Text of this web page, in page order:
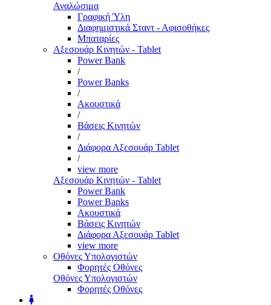
Αναλώσιμα
Γραφική Ύλη
Διαφημιστικά Σταντ - Αφισοθήκες
Μπαταρίες
Αξεσουάρ Κινητών - Tablet
Power Bank
/
Power Banks
/
Ακουστικά
/
Βάσεις Κινητών
/
Διάφορα Αξεσουάρ Tablet
/
view more
Αξεσουάρ Κινητών - Tablet
Power Bank
Power Banks
Ακουστικά
Βάσεις Κινητών
Διάφορα Αξεσουάρ Tablet
view more
Οθόνες Υπολογιστών
Φορητές Οθόνες
Οθόνες Υπολογιστών
Φορητές Οθόνες